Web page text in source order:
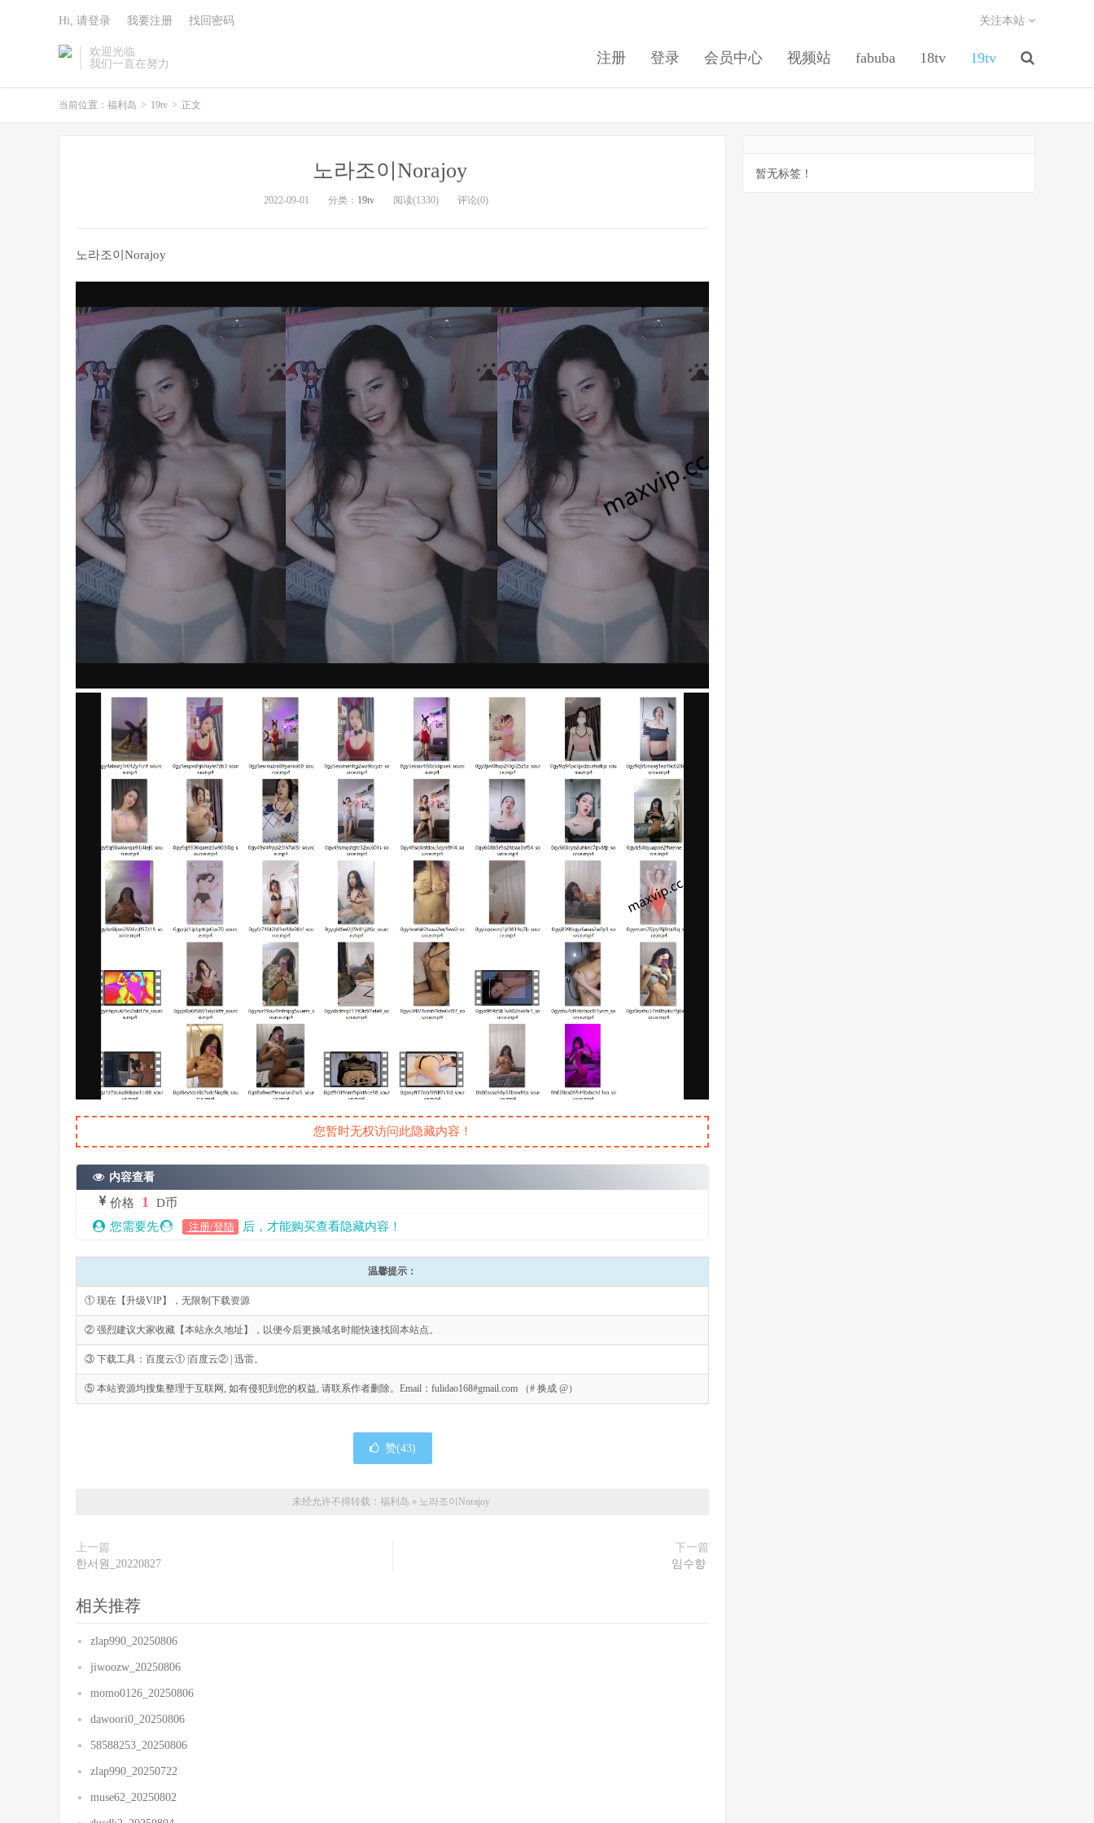
欢迎光临
我们一直在努力
注册 登录 会员中心 视频站 fabuba 18tv 19tv
关注本站
Hi, 请登录 我要注册 找回密码
当前位置： 福利岛 > 19tv > 正文
노라조이Norajoy
2022-09-01 分类： 19tv 阅读(1330) 评论(0)
노라조이Norajoy
您暂时无权访问此隐藏内容！
内容查看
价格 1
D币
您需要先
注册/登陆 后，才能购买查看隐藏内容！
温馨提示：
① 现在【升级VIP】，无限制下载资源
② 强烈建议大家收藏【本站永久地址】，以便今后更换域名时能快速找回本站点。
③ 下载工具：百度云① |百度云② | 迅雷。
⑤ 本站资源均搜集整理于互联网, 如有侵犯到您的权益, 请联系作者删除。Email：fulidao168#gmail.com （# 换成 @）
赞(43)
未经允许不得转载： 福利岛 » 노라조이Norajoy
上一篇
한서원_20220827
下一篇
임수향
相关推荐
zlap990_20250806
jiwoozw_20250806
momo0126_20250806
dawoori0_20250806
58588253_20250806
zlap990_20250722
muse62_20250802
暂无标签！